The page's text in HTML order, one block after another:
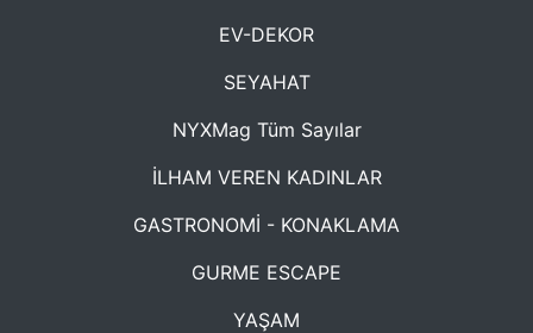
EV-DEKOR
SEYAHAT
NYXMag Tüm Sayılar
İLHAM VEREN KADINLAR
GASTRONOMİ - KONAKLAMA
GURME ESCAPE
YAŞAM